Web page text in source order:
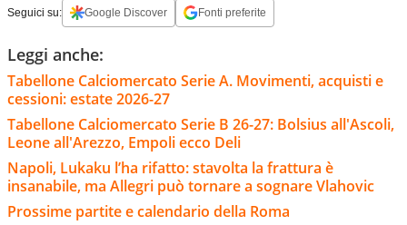
Seguici su: Google Discover Fonti preferite
Leggi anche:
Tabellone Calciomercato Serie A. Movimenti, acquisti e
cessioni: estate 2026-27
Tabellone Calciomercato Serie B 26-27: Bolsius all'Ascoli,
Leone all'Arezzo, Empoli ecco Deli
Napoli, Lukaku l’ha rifatto: stavolta la frattura è
insanabile, ma Allegri può tornare a sognare Vlahovic
Prossime partite e calendario della Roma